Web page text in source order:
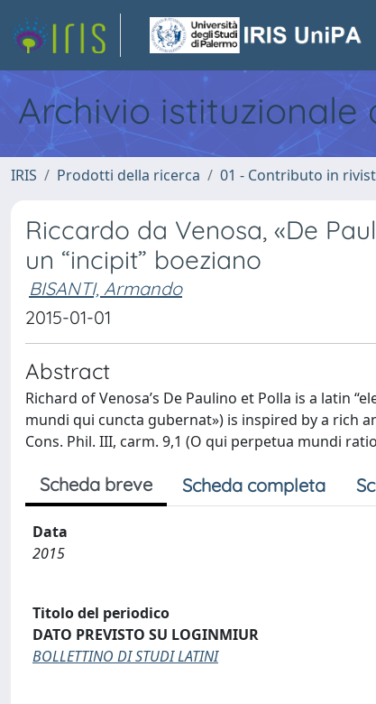
Archivio istituzionale
IRIS Prodotti della ricerca 01 - Contributo in
Riccardo da Venosa, «De
un “incipit” boeziano
BISANTI, Armando
2015-01-01
Abstract
Richard of Venosa’s De Paulino et Polla is a latin
mundi qui cuncta gubernat») is inspired by a rich
Cons. Phil. III, carm. 9,1 (O qui perpetua mundi
Scheda breve Scheda completa
Data
2015
Titolo del periodico
DATO PREVISTO SU LOGINMIUR
BOLLETTINO DI STUDI LATINI